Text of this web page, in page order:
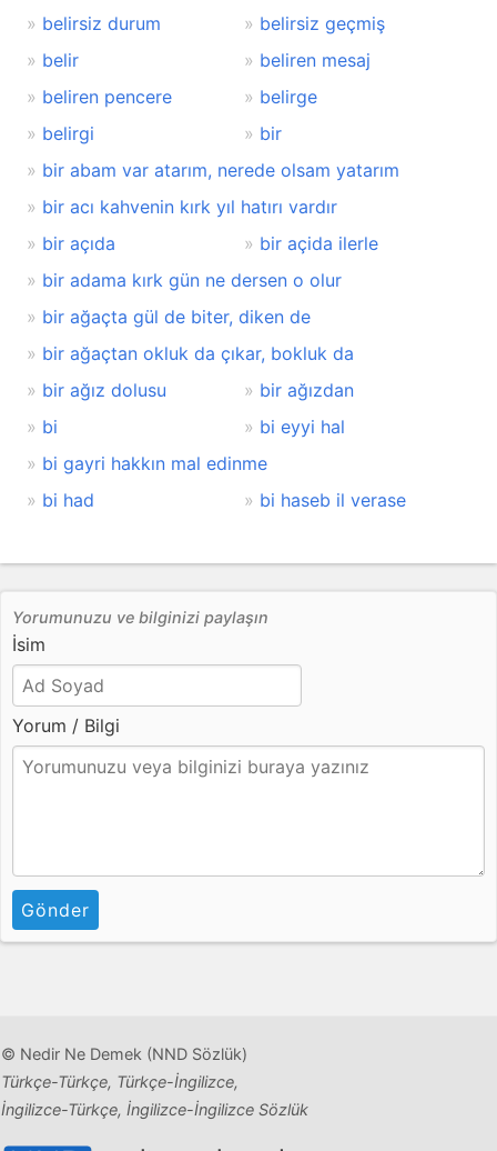
belirsiz durum
belirsiz geçmiş
belir
beliren mesaj
beliren pencere
belirge
belirgi
bir
bir abam var atarım, nerede olsam yatarım
bir acı kahvenin kırk yıl hatırı vardır
bir açıda
bir açida ilerle
bir adama kırk gün ne dersen o olur
bir ağaçta gül de biter, diken de
bir ağaçtan okluk da çıkar, bokluk da
bir ağız dolusu
bir ağızdan
bi
bi eyyi hal
bi gayri hakkın mal edinme
bi had
bi haseb il verase
Yorumunuzu ve bilginizi paylaşın
İsim
Yorum / Bilgi
Gönder
© Nedir Ne Demek (NND Sözlük)
Türkçe-Türkçe, Türkçe-İngilizce,
İngilizce-Türkçe, İngilizce-İngilizce Sözlük